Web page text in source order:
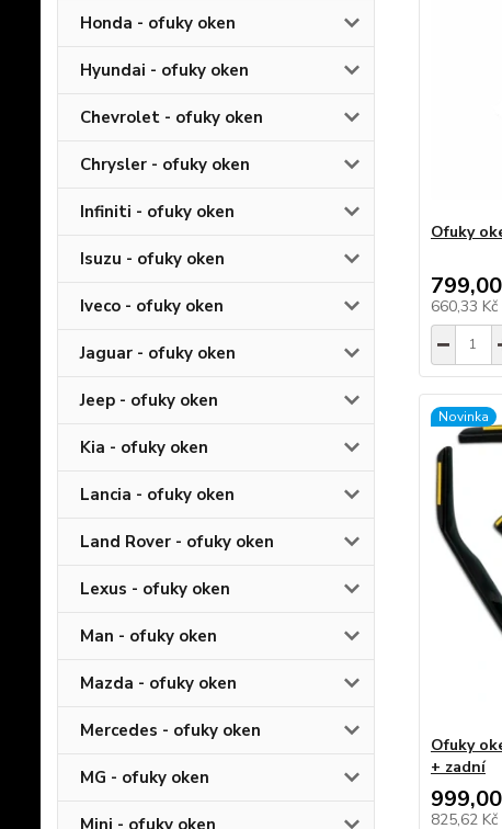
Honda - ofuky oken
Hyundai - ofuky oken
Chevrolet - ofuky oken
Chrysler - ofuky oken
Infiniti - ofuky oken
Isuzu - ofuky oken
Iveco - ofuky oken
Jaguar - ofuky oken
Jeep - ofuky oken
Kia - ofuky oken
Lancia - ofuky oken
Land Rover - ofuky oken
Lexus - ofuky oken
Man - ofuky oken
Mazda - ofuky oken
Mercedes - ofuky oken
MG - ofuky oken
Mini - ofuky oken
Ofuky
660,33 Kč
Novinka
Ofuky
+ zadní
825,62 Kč